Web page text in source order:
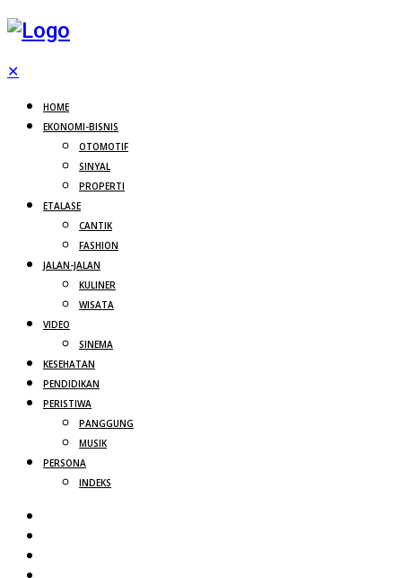
✕
HOME
EKONOMI-BISNIS
OTOMOTIF
SINYAL
PROPERTI
ETALASE
CANTIK
FASHION
JALAN-JALAN
KULINER
WISATA
VIDEO
SINEMA
KESEHATAN
PENDIDIKAN
PERISTIWA
PANGGUNG
MUSIK
PERSONA
INDEKS